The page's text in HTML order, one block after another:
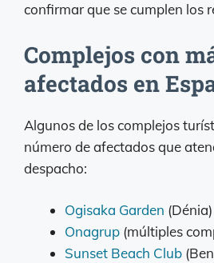
confirmar que se cumplen los
Complejos con
afectados en
Algunos de los complejos
número de afectados que
despacho:
Ogisaka Garden (Dénia)
Onagrup (múltiples
Sunset Beach Club